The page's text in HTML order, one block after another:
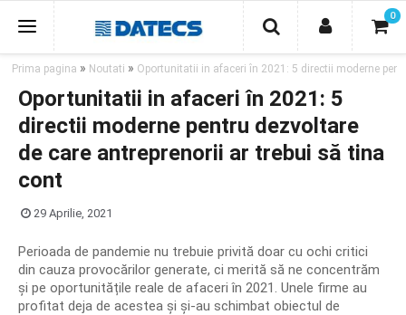
0
PRODUSE
CASE DE MARCAT
IMPRIMANTE FISCALE
ECHIPAMENTE BANCARE DATECS
IMPRIMANTE PORTABILE
Prima pagina » Noutati » Oportunitatii in afaceri în 2021: 5 directii moderne
Oportunitatii in afaceri în 2021: 5
directii moderne pentru dezvoltare
de care antreprenorii ar trebui să tina
cont
29 Aprilie, 2021
Perioada de pandemie nu trebuie privită doar cu ochi critici
din cauza provocărilor generate, ci merită să ne concentrăm
și pe oportunitățile reale de afaceri în 2021. Unele firme au
profitat deja de acestea și și-au schimbat obiectul de
Inapoi la inceput